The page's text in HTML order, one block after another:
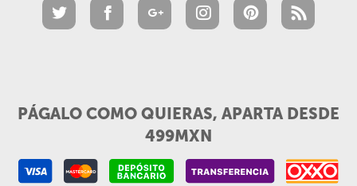
PÁGALO COMO QUIERAS, APARTA DESDE
499MXN